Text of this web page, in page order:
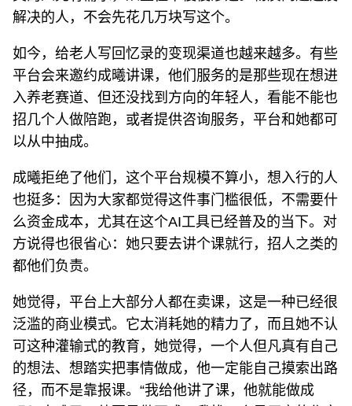
解决的人，不会先花几万块写这个。
如今，给老人写回忆录的变现渠道也越来越多。有些
平台会来邀约成曦讲课，他们服务的是那些现在想进
入养老赛道、但还没找到方向的年轻人，看能不能也
招几个人做陪跑，或者提供咨询服务，平台和她都可
以从中抽成。
成曦拒绝了他们，这个平台规模不算小，想入行的人
也挺多：因为大家都觉得这件事门槛很低，不需要什
么资金成本，尤其在这个AI工具已经普及的当下。对
方说得也很省心：她只要去讲个课就行，招人之类的
都他们负责。
她觉得，平台上大部分人都在卖课，这是一种已经很
泛滥的商业模式。它太消耗她的精力了，而且她不认
可这种灌输式的教育，她觉得，一个人但凡真有自己
的想法、想踏实把事情做成，他一定能自己摸索出路
径，而不是靠报课。“我给他讲了课，他就能做成